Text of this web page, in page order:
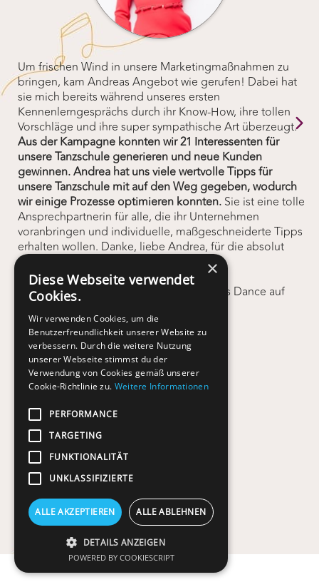
Um frischen Wind in unsere Marketingmaßnahmen zu
bringen, kam Andreas Angebot wie gerufen! Dabei hat
sie mich bereits während unseres ersten
Kennenlerngesprächs durch ihr Know-How, ihre tollen
Vorschläge und ihre super sympathische Art überzeugt.
Aus der Kampagne konnten wir 21 Interessenten für
unsere Tanzschule generieren und neue Kunden
gewinnen. Andrea hat uns viele wertvolle Tipps für
unsere Tanzschule mit auf den Weg gegeben, wodurch
wir einige Prozesse optimieren konnten. Sie ist eine tolle
Ansprechpartnerin für alle, die ihr Unternehmen
voranbringen und individuelle, maßgeschneiderte Tipps
erhalten wollen. Danke, liebe Andrea, für die absolut
gewinnbringende Zusammenarbeit!
Regina und Sergiu Luca (bekannt aus Let's Dance auf
RTL), Tanzstudio Magic Dance, Karlsruhe
www.tanzstudio-magic-dance.de
×
Diese Webseite verwendet
Cookies.
Wir verwenden Cookies, um die
Benutzerfreundlichkeit unserer Website zu
verbessern. Durch die weitere Nutzung
unserer Webseite stimmst du der
Verwendung von Cookies gemäß unserer
Cookie-Richtlinie zu. Weitere Informationen
PERFORMANCE
TARGETING
FUNKTIONALITÄT
UNKLASSIFIZIERTE
ALLE AKZEPTIEREN ALLE ABLEHNEN
DETAILS ANZEIGEN
POWERED BY COOKIESCRIPT